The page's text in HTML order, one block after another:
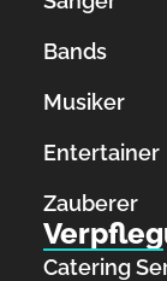
Bands
Musiker
Entertainer
Zauberer
Catering